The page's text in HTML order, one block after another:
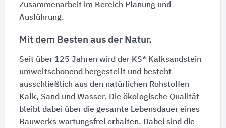
Zusammenarbeit im Bereich Planung und
Ausführung.
Mit dem Besten aus der Natur.
Seit über 125 Jahren wird der KS* Kalksandstein
umweltschonend hergestellt und besteht
ausschließlich aus den natürlichen Rohstoffen
Kalk, Sand und Wasser. Die ökologische Qualität
bleibt dabei über die gesamte Lebensdauer eines
Bauwerks wartungsfrei erhalten. Dabei sind die